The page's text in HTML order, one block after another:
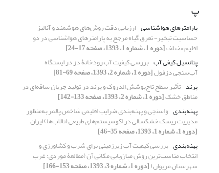
پ
پارامترهای هواشناسی ارزیابی دقت روش‌های هوشمند و آنالیز
حساسیت تبخیر- تعرق گیاه مرجع به پارامترهای هواشناسی در دو
اقلیم مختلف[دوره 1، شماره 1، 1393، صفحه 17-24]
پتانسیل کیفی آب بررسی کیفیت آب رودخانۀ دز در ایستگاه
آب‌سنجی دزفول[دوره 1، شماره 2، 1393، صفحه 69-81]
پرند تأثیر سطح تاج‌پوشش الدروک و پرند در تولید جریان ساقه‌ای در
مناطق خشک[دوره 1، شماره 2، 1393، صفحه 133-142]
پهنه‌بندی واسنجی و پهنه‌بندی ضرایب اقلیمی شاخص پالمر به‌منظور
مدیریت ریسک خشکسالی در اکوسیستم‌های طبیعی (تالاب‌ها) ایران
[دوره 1، شماره 1، 1393، صفحه 35-46]
پهنه‌بندی بررسی کیفیت آب زیرزمینی برای شرب و کشاورزی و
انتخاب مناسب‌ترین روش میان‌یابی مکانی آن (مطالعۀ موردی: غرب
شهرستان مریوان)[دوره 1، شماره 3، 1393، صفحه 153-166]